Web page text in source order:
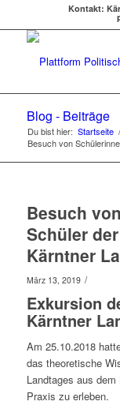
Kontakt:
Blog - Beiträge
Du bist hier: Startseite /
Besuch von
Besuch
Schüler
Kärntner
März 13, 2019 /
Exkursion
Kärntner
Am 25.10.2018
das theoretische
Landtages aus
Praxis zu erleben.